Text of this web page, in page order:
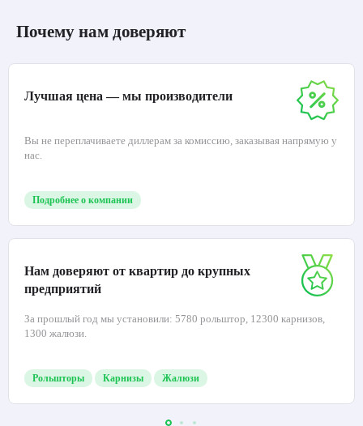
Почему нам доверяют
Лучшая цена — мы производители
Вы не переплачиваете диллерам за комиссию, заказывая напрямую у
нас.
Подробнее о компании
Нам доверяют от квартир до крупных
предприятий
За прошлый год мы установили: 5780 рольштор, 12300 карнизов,
1300 жалюзи.
Рольшторы Карнизы Жалюзи